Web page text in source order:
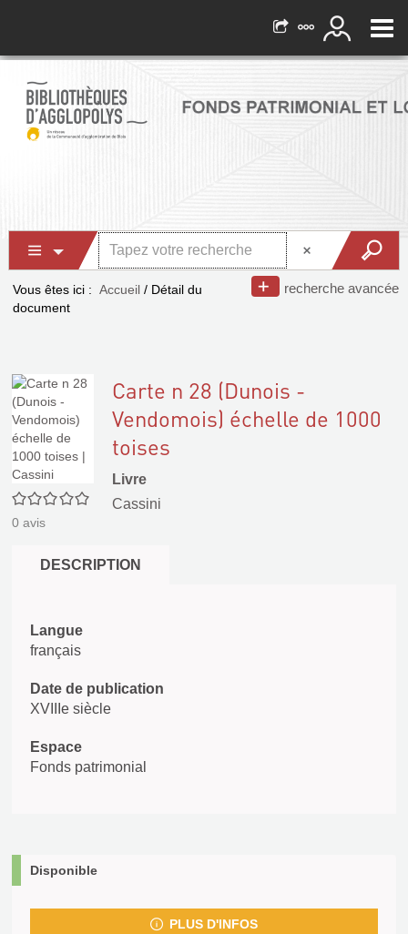
recherche avancée
Vous êtes ici : Accueil / Détail du
document
0/5
0 avis
Carte n 28 (Dunois -
Vendomois) échelle de 1000
toises
Livre
Cassini
DESCRIPTION
Langue
français
Date de publication
XVIIIe siècle
Espace
Fonds patrimonial
Disponible
PLUS D'INFOS